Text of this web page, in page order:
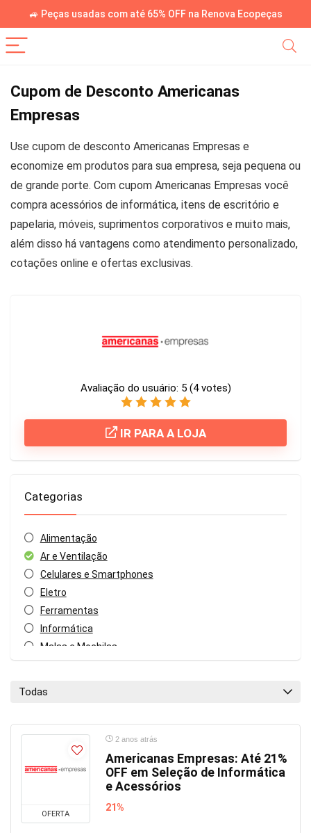
🚙 Peças usadas com até 65% OFF na Renova Ecopeças
Cupom de Desconto Americanas
Empresas
Use cupom de desconto Americanas Empresas e
economize em produtos para sua empresa, seja pequena ou
de grande porte. Com cupom Americanas Empresas você
compra acessórios de informática, itens de escritório e
papelaria, móveis, suprimentos corporativos e muito mais,
além disso há vantagens como atendimento personalizado,
cotações online e ofertas exclusivas.
Avaliação do usuário: 5 (4votes)
IR PARA A LOJA
Categorias
Alimentação
Ar e Ventilação
Celulares e Smartphones
Eletro
Ferramentas
Informática
Malas e Mochilas
Todas
OFERTA
2 anos atrás
Americanas Empresas: Até 21%
OFF em Seleção de Informática
e Acessórios
21%